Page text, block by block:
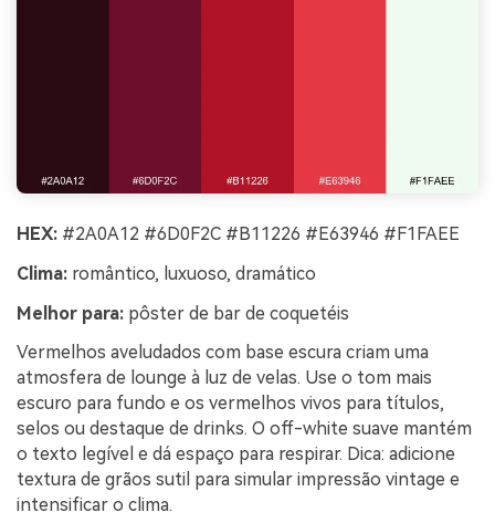
HEX: #2A0A12 #6D0F2C #B11226 #E63946 #F1FAEE
Clima: romântico, luxuoso, dramático
Melhor para: pôster de bar de coquetéis
Vermelhos aveludados com base escura criam uma
atmosfera de lounge à luz de velas. Use o tom mais
escuro para fundo e os vermelhos vivos para títulos,
selos ou destaque de drinks. O off-white suave mantém
o texto legível e dá espaço para respirar. Dica: adicione
textura de grãos sutil para simular impressão vintage e
intensificar o clima.